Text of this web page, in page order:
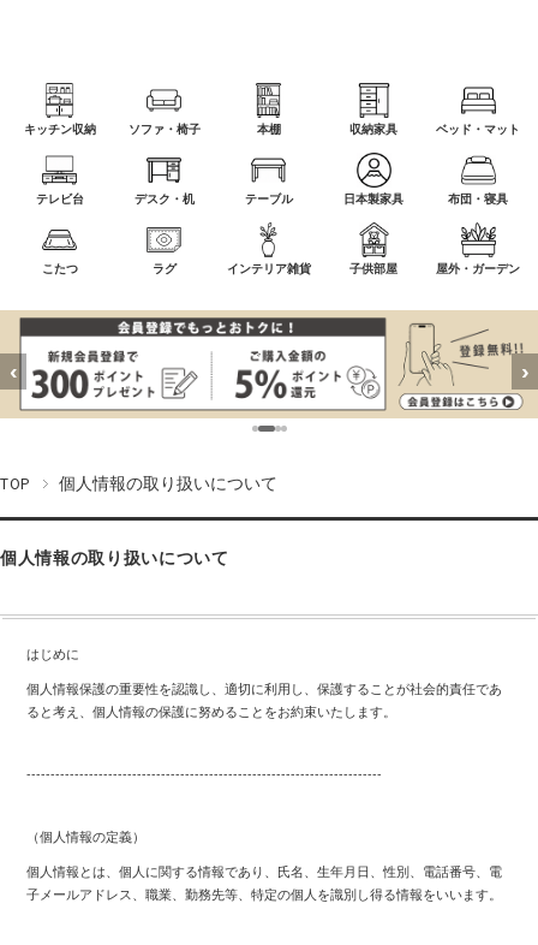
キッチン収納 ソファ・椅子 本棚 収納家具 ベッド・マット
テレビ台 デスク・机 テーブル 日本製家具 布団・寝具
こたつ ラグ インテリア雑貨 子供部屋 屋外・ガーデン
‹ ›
TOP 個人情報の取り扱いについて
個人情報の取り扱いについて
はじめに
個人情報保護の重要性を認識し、適切に利用し、保護することが社会的責任であ
ると考え、個人情報の保護に努めることをお約束いたします。
--------------------------------------------------------------------------
（個人情報の定義）
個人情報とは、個人に関する情報であり、氏名、生年月日、性別、電話番号、電
子メールアドレス、職業、勤務先等、特定の個人を識別し得る情報をいいます。